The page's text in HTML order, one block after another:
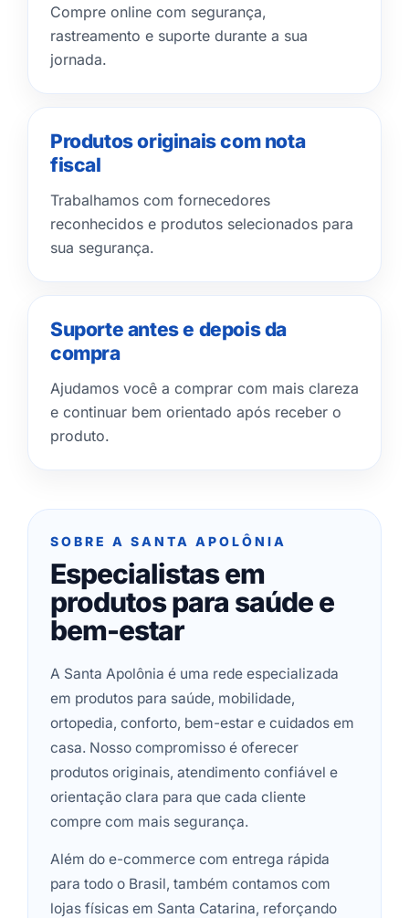
Compre online com segurança,
rastreamento e suporte durante a sua
jornada.
Produtos originais com nota
fiscal
Trabalhamos com fornecedores
reconhecidos e produtos selecionados para
sua segurança.
Suporte antes e depois da
compra
Ajudamos você a comprar com mais clareza
e continuar bem orientado após receber o
produto.
SOBRE A SANTA APOLÔNIA
Especialistas em
produtos para saúde e
bem-estar
A Santa Apolônia é uma rede especializada
em produtos para saúde, mobilidade,
ortopedia, conforto, bem-estar e cuidados em
casa. Nosso compromisso é oferecer
produtos originais, atendimento confiável e
orientação clara para que cada cliente
compre com mais segurança.
Além do e-commerce com entrega rápida
para todo o Brasil, também contamos com
lojas físicas em Santa Catarina, reforçando